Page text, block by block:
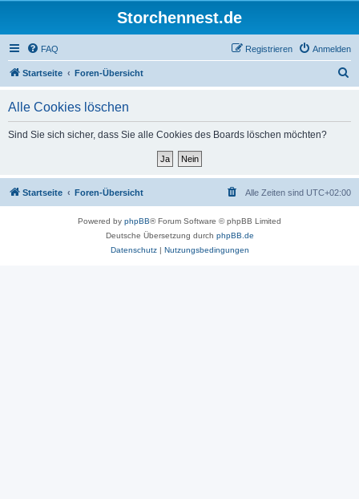
Storchennest.de
FAQ Anmelden
Registrieren
Startseite Foren-Übersicht
Alle Cookies löschen
Sind Sie sich sicher, dass Sie alle Cookies des Boards löschen möchten?
Startseite Foren-Übersicht Alle Zeiten sind UTC+02:00
Powered by phpBB® Forum Software © phpBB Limited
Deutsche Übersetzung durch phpBB.de
Datenschutz| Nutzungsbedingungen